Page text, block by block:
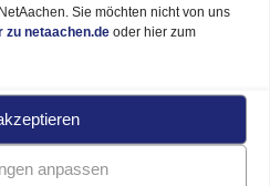
Sie möchten nicht von uns
zu netaachen.de oder hier zum
anpassen
MBit/s